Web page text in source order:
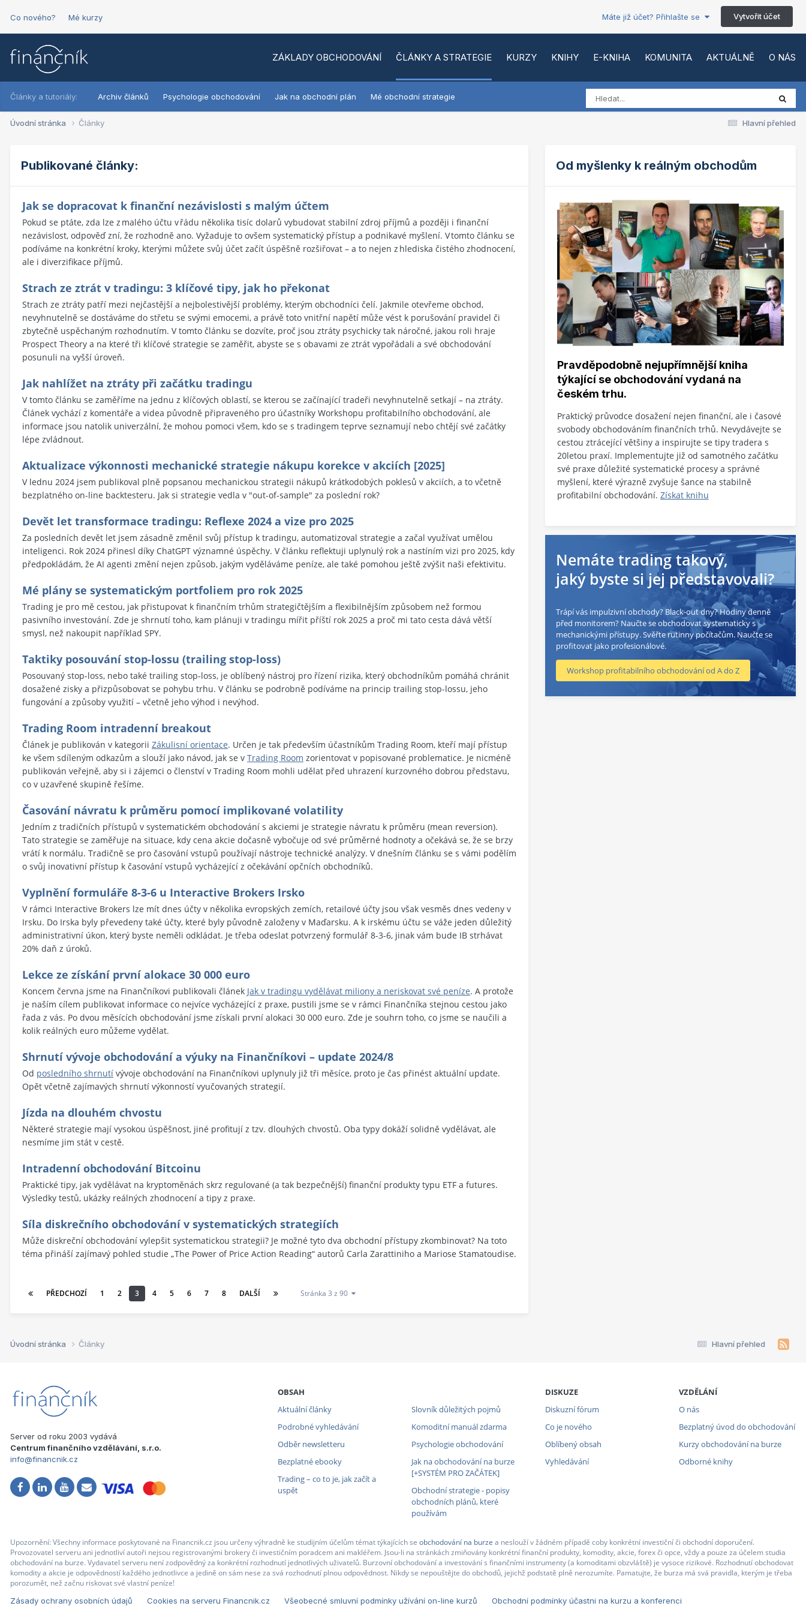
Co nového? Mé kurzy Máte již účet? Přihlašte se Vytvořit účet
ZÁKLADY OBCHODOVÁNÍ ČLÁNKY A STRATEGIE KURZY KNIHY E-KNIHA KOMUNITA AKTUÁLNĚ O NÁS
Články a tutoriály: Archiv článků Psychologie obchodování Jak na obchodní plán Mé obchodní strategie
Hlavní přehled
Úvodní stránka Články
Publikované články:
Jak se dopracovat k finanční nezávislosti s malým účtem
Pokud se ptáte, zda lze z malého účtu v řádu několika tisíc dolarů vybudovat stabilní zdroj příjmů a později i finanční
nezávislost, odpověď zní, že rozhodně ano. Vyžaduje to ovšem systematický přístup a podnikavé myšlení. V tomto článku se
podíváme na konkrétní kroky, kterými můžete svůj účet začít úspěšně rozšiřovat – a to nejen z hlediska čistého zhodnocení,
ale i diverzifikace příjmů.
Strach ze ztrát v tradingu: 3 klíčové tipy, jak ho překonat
Strach ze ztráty patří mezi nejčastější a nejbolestivější problémy, kterým obchodníci čelí. Jakmile otevřeme obchod,
nevyhnutelně se dostáváme do střetu se svými emocemi, a právě toto vnitřní napětí může vést k porušování pravidel či
zbytečně uspěchaným rozhodnutím. V tomto článku se dozvíte, proč jsou ztráty psychicky tak náročné, jakou roli hraje
Prospect Theory a na které tři klíčové strategie se zaměřit, abyste se s obavami ze ztrát vypořádali a své obchodování
posunuli na vyšší úroveň.
Jak nahlížet na ztráty při začátku tradingu
V tomto článku se zaměříme na jednu z klíčových oblastí, se kterou se začínající tradeři nevyhnutelně setkají – na ztráty.
Článek vychází z komentáře a videa původně připraveného pro účastníky Workshopu profitabilního obchodování, ale
informace jsou natolik univerzální, že mohou pomoci všem, kdo se s tradingem teprve seznamují nebo chtějí své začátky
lépe zvládnout.
Aktualizace výkonnosti mechanické strategie nákupu korekce v akciích [2025]
V lednu 2024 jsem publikoval plně popsanou mechanickou strategii nákupů krátkodobých poklesů v akciích, a to včetně
bezplatného on-line backtesteru. Jak si strategie vedla v "out-of-sample" za poslední rok?
Devět let transformace tradingu: Reflexe 2024 a vize pro 2025
Za posledních devět let jsem zásadně změnil svůj přístup k tradingu, automatizoval strategie a začal využívat umělou
inteligenci. Rok 2024 přinesl díky ChatGPT významné úspěchy. V článku reflektuji uplynulý rok a nastíním vizi pro 2025, kdy
předpokládám, že AI agenti změní nejen způsob, jakým vyděláváme peníze, ale také pomohou ještě zvýšit naši efektivitu.
Mé plány se systematickým portfoliem pro rok 2025
Trading je pro mě cestou, jak přistupovat k finančním trhům strategičtějším a flexibilnějším způsobem než formou
pasivního investování. Zde je shrnutí toho, kam plánuji v tradingu mířit příští rok 2025 a proč mi tato cesta dává větší
smysl, než nakoupit například SPY.
Taktiky posouvání stop-lossu (trailing stop-loss)
Posouvaný stop-loss, nebo také trailing stop-loss, je oblíbený nástroj pro řízení rizika, který obchodníkům pomáhá chránit
dosažené zisky a přizpůsobovat se pohybu trhu. V článku se podrobně podíváme na princip trailing stop-lossu, jeho
fungování a způsoby využití – včetně jeho výhod i nevýhod.
Trading Room intradenní breakout
Článek je publikován v kategorii Zákulisní orientace. Určen je tak především účastníkům Trading Room, kteří mají přístup
ke všem sdíleným odkazům a slouží jako návod, jak se v Trading Room zorientovat v popisované problematice. Je nicméně
publikován veřejně, aby si i zájemci o členství v Trading Room mohli udělat před uhrazení kurzovného dobrou představu,
co v uzavřené skupině řešíme.
Časování návratu k průměru pomocí implikované volatility
Jedním z tradičních přístupů v systematickém obchodování s akciemi je strategie návratu k průměru (mean reversion).
Tato strategie se zaměřuje na situace, kdy cena akcie dočasně vybočuje od své průměrné hodnoty a očekává se, že se brzy
vrátí k normálu. Tradičně se pro časování vstupů používají nástroje technické analýzy. V dnešním článku se s vámi podělím
o svůj inovativní přístup k časování vstupů vycházející z očekávání opčních obchodníků.
Vyplnění formuláře 8-3-6 u Interactive Brokers Irsko
V rámci Interactive Brokers lze mít dnes účty v několika evropských zemích, retailové účty jsou však vesměs dnes vedeny v
Irsku. Do Irska byly převedeny také účty, které byly původně založeny v Maďarsku. A k irskému účtu se váže jeden důležitý
administrativní úkon, který byste neměli odkládat. Je třeba odeslat potvrzený formulář 8-3-6, jinak vám bude IB strhávat
20% daň z úroků.
Lekce ze získání první alokace 30 000 euro
Koncem června jsme na Finančníkovi publikovali článek Jak v tradingu vydělávat miliony a neriskovat své peníze. A protože
je naším cílem publikovat informace co nejvíce vycházející z praxe, pustili jsme se v rámci Finančníka stejnou cestou jako
řada z vás. Po dvou měsících obchodování jsme získali první alokaci 30 000 euro. Zde je souhrn toho, co jsme se naučili a
kolik reálných euro můžeme vydělat.
Shrnutí vývoje obchodování a výuky na Finančníkovi – update 2024/8
Od posledního shrnutí vývoje obchodování na Finančníkovi uplynuly již tři měsíce, proto je čas přinést aktuální update.
Opět včetně zajímavých shrnutí výkonností vyučovaných strategií.
Jízda na dlouhém chvostu
Některé strategie mají vysokou úspěšnost, jiné profitují z tzv. dlouhých chvostů. Oba typy dokáží solidně vydělávat, ale
nesmíme jim stát v cestě.
Intradenní obchodování Bitcoinu
Praktické tipy, jak vydělávat na kryptoměnách skrz regulované (a tak bezpečnější) finanční produkty typu ETF a futures.
Výsledky testů, ukázky reálných zhodnocení a tipy z praxe.
Síla diskrečního obchodování v systematických strategiích
Může diskreční obchodování vylepšit systematickou strategii? Je možné tyto dva obchodní přístupy zkombinovat? Na toto
téma přináší zajímavý pohled studie „The Power of Price Action Reading“ autorů Carla Zarattiniho a Mariose Stamatoudise.
PŘEDCHOZÍ 1 2 3 4 5 6 7 8 DALŠÍ Stránka 3 z 90
Od myšlenky k reálným obchodům
Pravděpodobně nejupřímnější kniha
týkající se obchodování vydaná na
českém trhu.
Praktický průvodce dosažení nejen finanční, ale i časové
svobody obchodováním finančních trhů. Nevydávejte se
cestou ztrácející většiny a inspirujte se tipy tradera s
20letou praxí. Implementujte již od samotného začátku
své praxe důležité systematické procesy a správné
myšlení, které výrazně zvyšuje šance na stabilně
profitabilní obchodování. Získat knihu
Nemáte trading takový,
jaký byste si jej představovali?
Trápí vás impulzivní obchody? Black-out dny? Hodiny denně
před monitorem? Naučte se obchodovat systematicky s
mechanickými přístupy. Svěřte rutinny počítačům. Naučte se
profitovat jako profesionálové.
Workshop profitabilního obchodování od A do Z
Hlavní přehled
Úvodní stránka Články
Server od roku 2003 vydává
Centrum finančního vzdělávání, s.r.o.
info@financnik.cz
OBSAH
Aktuální články
Podrobné vyhledávání
Odběr newsletteru
Bezplatné ebooky
Trading – co to je, jak začít a
uspět
Slovník důležitých pojmů
Komoditní manuál zdarma
Psychologie obchodování
Jak na obchodování na burze
[+SYSTÉM PRO ZAČÁTEK]
Obchodní strategie - popisy
obchodních plánů, které
používám
DISKUZE
Diskuzní fórum
Co je nového
Oblíbený obsah
Vyhledávání
VZDĚLÁNÍ
O nás
Bezplatný úvod do obchodování
Kurzy obchodování na burze
Odborné knihy
Upozornění: Všechny informace poskytované na Financnik.cz jsou určeny výhradně ke studijním účelům témat týkajících se obchodování na burze a neslouží v žádném případě coby konkrétní investiční či obchodní doporučení.
Provozovatel serveru ani jednotliví autoři nejsou registrovanými brokery či investičním poradcem ani makléřem. Jsou-li na stránkách zmiňovány konkrétní finanční produkty, komodity, akcie, forex či opce, vždy a pouze za účelem studia
obchodování na burze. Vydavatel serveru není zodpovědný za konkrétní rozhodnutí jednotlivých uživatelů. Burzovní obchodování a investování s finančními instrumenty (a komoditami obzvláště) je vysoce rizikové. Rozhodnutí obchodovat
komodity a akcie je odpovědností každého jednotlivce a jedině on sám nese za svá rozhodnutí plnou odpovědnost. Nikdy se nepouštějte do obchodů, jejichž podstatě plně nerozumíte. Pamatujte, že burza má svá pravidla, kterým je třeba
porozumět, než začnu riskovat své vlastní peníze!
Zásady ochrany osobních údajů Cookies na serveru Financnik.cz Všeobecné smluvní podmínky užívání on-line kurzů Obchodní podmínky účastni na kurzu a konferenci